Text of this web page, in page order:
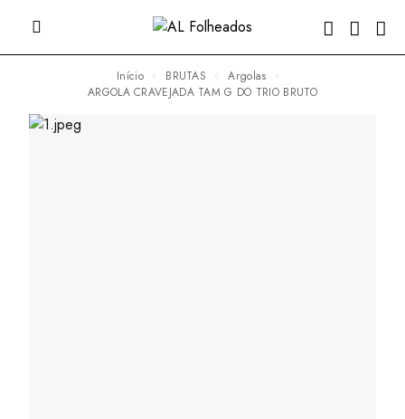
Início BRUTAS
Argolas
ARGOLA CRAVEJADA TAM G DO TRIO BRUTO